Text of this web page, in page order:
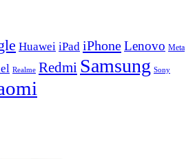
Huawei iPad iPhoneLenovo Meta
Realme Redmi Samsung Sony